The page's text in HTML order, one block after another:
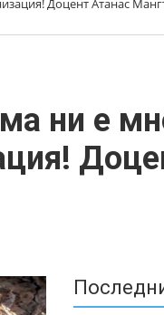
Доцент Атанас
ни е